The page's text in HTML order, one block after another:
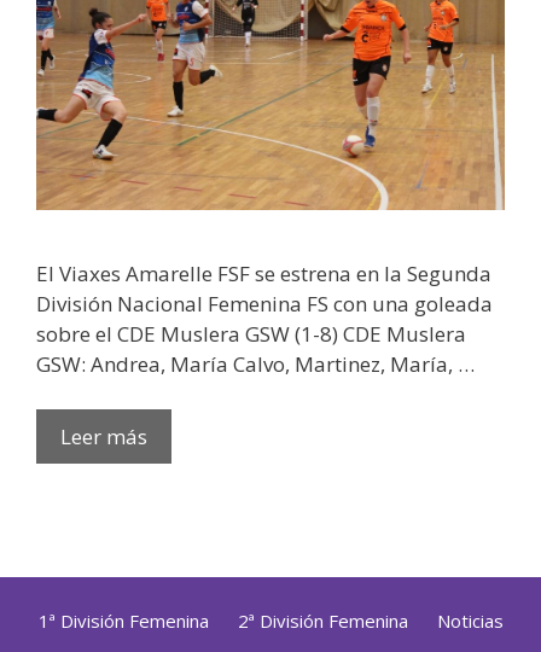
El Viaxes Amarelle FSF se estrena en la Segunda
División Nacional Femenina FS con una goleada
sobre el CDE Muslera GSW (1-8) CDE Muslera
GSW: Andrea, María Calvo, Martinez, María, …
Leer más
1ª División Femenina 2ª División Femenina
Noticias